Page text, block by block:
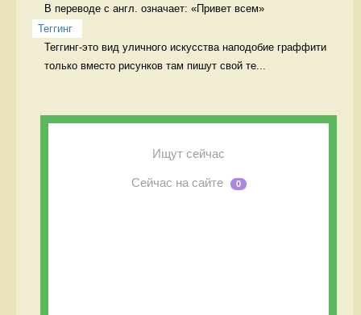
В переводе с англ. означает: «Привет всем»
Теггинг
Теггинг-это вид уличного искусства наподобие граффити
только вместо рисунков там пишут свой те...
Ищут сейчас
Сейчас на сайте 0